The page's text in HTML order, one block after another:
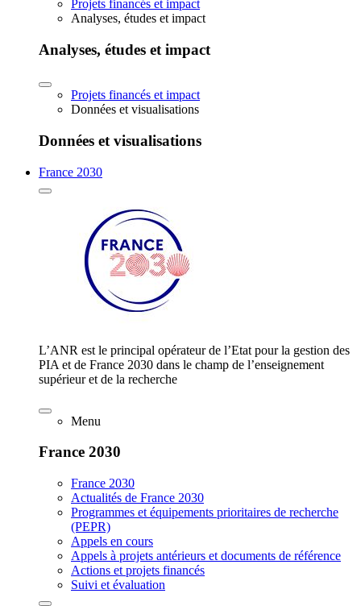
Projets financés et impact
Analyses, études et impact
Analyses, études et impact
Projets financés et impact
Données et visualisations
Données et visualisations
France 2030
L’ANR est le principal opérateur de l’Etat pour la gestion des
PIA et de France 2030 dans le champ de l’enseignement
supérieur et de la recherche
Menu
France 2030
France 2030
Actualités de France 2030
Programmes et équipements prioritaires de recherche
(PEPR)
Appels en cours
Appels à projets antérieurs et documents de référence
Actions et projets financés
Suivi et évaluation